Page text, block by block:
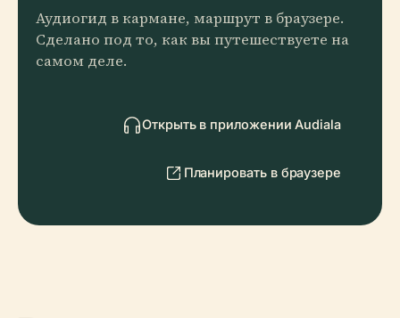
Аудиогид в кармане, маршрут в браузере.
Сделано под то, как вы путешествуете на
самом деле.
Открыть в приложении Audiala
Планировать в браузере